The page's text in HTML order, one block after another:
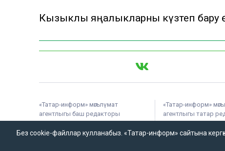
Кызыклы яңалыкларны күзәтеп бару
«Татар-информ» мәгълүмат
агентлыгы баш редакторы
Ринат Вагыйз улы Билалов
«Татар-информ»
агентлыгы татар
Баш редактор
Без cookie-файллар кулланабыз. «Татар-информ» сайтына